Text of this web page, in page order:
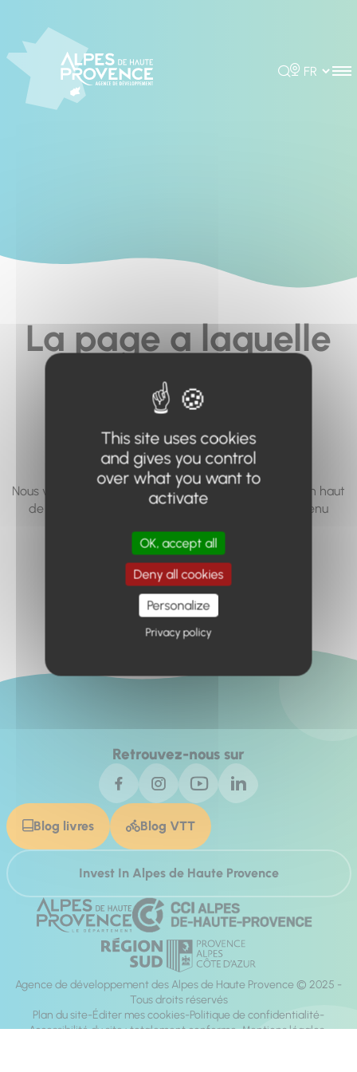
Rechercher
Choisir la
La page a laquelle
vous cherchez à
accéder n'existe
pas... ou plus.
Nous vous invitons à utiliser le moteur de recherche en haut
de page, ou à utiliser le menu pour trouver le contenu
Retour à l'accueil
Retrouvez-nous sur
Blog livres Blog VTT
Invest In Alpes de Haute Provence
Agence de développement des Alpes de Haute Provence © 2025 -
Tous droits réservés
Plan du site Éditer mes cookies Politique de confidentialité
Accessibilité du site : totalement conforme Mentions légales
This site uses cookies
and gives you control
over what you want to
activate
OK, accept all
Deny all cookies
Personalize
Privacy policy